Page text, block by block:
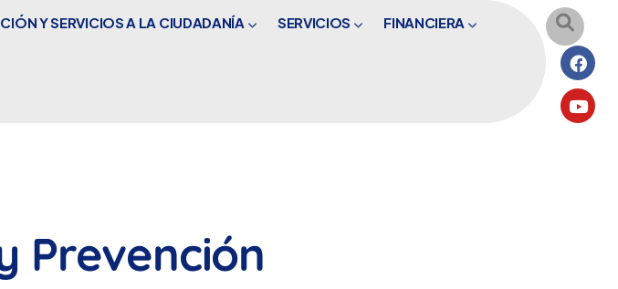
Y SERVICIOS A LA CIUDADANÍA SERVICIOS FINANCIERA
Prevención